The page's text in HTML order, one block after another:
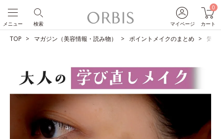
マイページ
0
カート
検索
メニュー
TOP マガジン（美容情報・読み物） ポイントメイクのまとめ 気に